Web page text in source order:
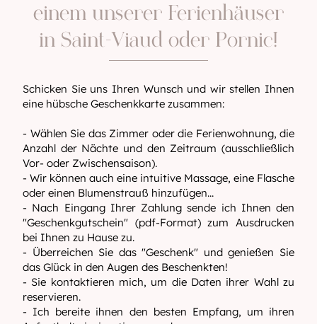
einem unserer Ferienhäuser
in Saint-Viaud oder Pornic!
Schicken Sie uns Ihren Wunsch und wir stellen Ihnen
eine hübsche Geschenkkarte zusammen:
- Wählen Sie das Zimmer oder die Ferienwohnung, die
Anzahl der Nächte und den Zeitraum (ausschließlich
Vor- oder Zwischensaison).
- Wir können auch eine intuitive Massage, eine Flasche
oder einen Blumenstrauß hinzufügen...
- Nach Eingang Ihrer Zahlung sende ich Ihnen den
"Geschenkgutschein" (pdf-Format) zum Ausdrucken
bei Ihnen zu Hause zu.
- Überreichen Sie das "Geschenk" und genießen Sie
das Glück in den Augen des Beschenkten!
- Sie kontaktieren mich, um die Daten ihrer Wahl zu
reservieren.
- Ich bereite ihnen den besten Empfang, um ihren